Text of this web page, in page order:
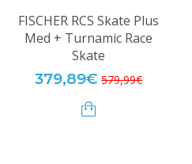
FISCHER RCS Skate Plus
Med + Turnamic Race
Skate
379,89€ 579,99€